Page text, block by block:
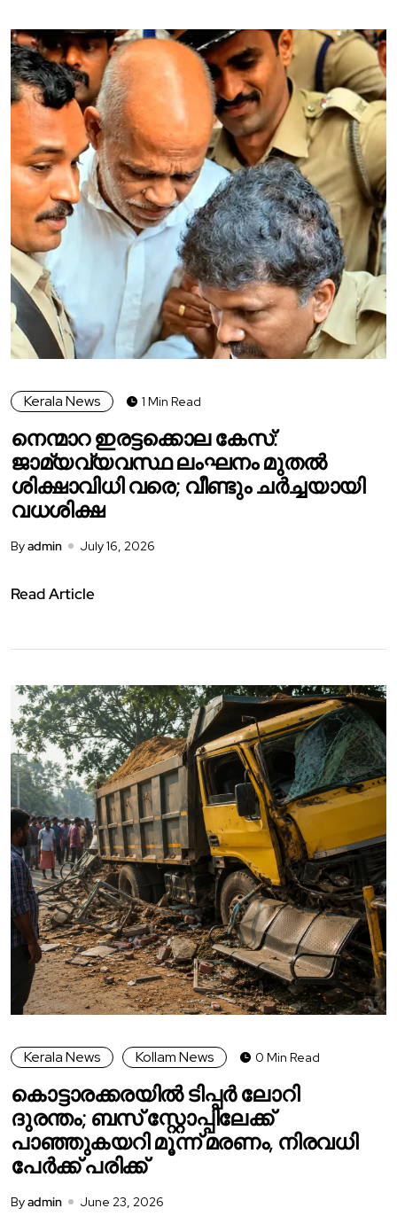
Kerala News 1 Min Read
നെന്മാറ ഇരട്ടക്കൊല കേസ്:
ജാമ്യവ്യവസ്ഥ ലംഘനം മുതൽ
ശിക്ഷാവിധി വരെ; വീണ്ടും ചർച്ചയായി
വധശിക്ഷ
Byadmin July 16, 2026
Read Article
Kerala News Kollam News 0 Min Read
കൊട്ടാരക്കരയിൽ ടിപ്പർ ലോറി
ദുരന്തം; ബസ് സ്റ്റോപ്പിലേക്ക്
പാഞ്ഞുകയറി മൂന്ന് മരണം, നിരവധി
പേർക്ക് പരിക്ക്
Byadmin June 23, 2026